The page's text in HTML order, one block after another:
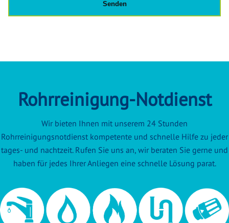
Rohrreinigung-Notdienst
Wir bieten Ihnen mit unserem 24 Stunden
Rohrreinigungsnotdienst kompetente und schnelle Hilfe zu jeder
tages- und nachtzeit. Rufen Sie uns an, wir beraten Sie gerne und
haben für jedes Ihrer Anliegen eine schnelle Lösung parat.